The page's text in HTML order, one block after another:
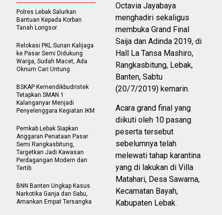
Octavia Jayabaya
menghadiri sekaligus
membuka Grand Final
Saija dan Adinda 2019, di
Hall La Tansa Mashiro,
Rangkasbitung, Lebak,
Banten, Sabtu
(20/7/2019) kemarin.
Acara grand final yang
diikuti oleh 10 pasang
peserta tersebut
sebelumnya telah
melewati tahap karantina
yang di lakukan di Villa
Matahari, Desa Sawarna,
Kecamatan Bayah,
Kabupaten Lebak.
Polres Lebak Salurkan
Bantuan Kepada Korban
Tanah Longsor
Relokasi PKL Sunan Kalijaga
ke Pasar Semi Didukung
Warga, Sudah Macet, Ada
Oknum Cari Untung
BSKAP Kemendikbudristek
Tetapkan SMAN 1
Kalanganyar Menjadi
Penyelenggara Kegiatan IKM
Pemkab Lebak Siapkan
Anggaran Penataan Pasar
Semi Rangkasbitung,
Targetkan Jadi Kawasan
Perdagangan Modern dan
Tertib
BNN Banten Ungkap Kasus
Narkotika Ganja dan Sabu,
Amankan Empat Tersangka